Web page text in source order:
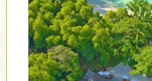
Vrsta